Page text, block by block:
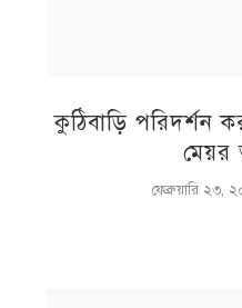
কুঠিবাড়ি পরিদর্শন
ফেব্রুয়ারি ২৩,